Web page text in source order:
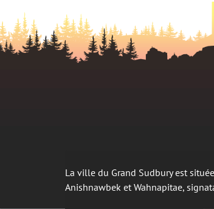
La ville du Grand Sudbury est
Anishnawbek et Wahnapitae,